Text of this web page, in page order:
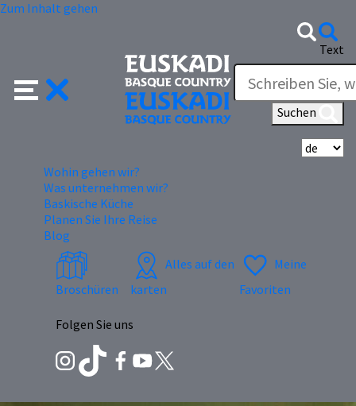
Zum Inhalt gehen
Text
Suchen
Wohin gehen wir?
Was unternehmen wir?
Baskische Küche
Planen Sie Ihre Reise
Blog
Broschüren
Alles auf den
karten
Meine
Favoriten
Folgen Sie uns